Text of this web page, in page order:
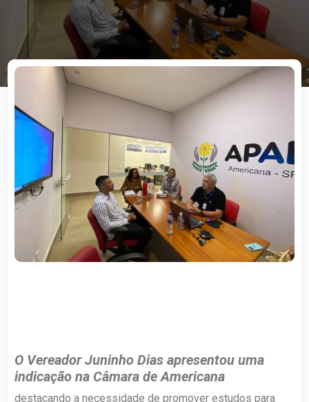
O Vereador Juninho Dias apresentou uma
indicação na Câmara de Americana
destacando a necessidade de promover estudos para